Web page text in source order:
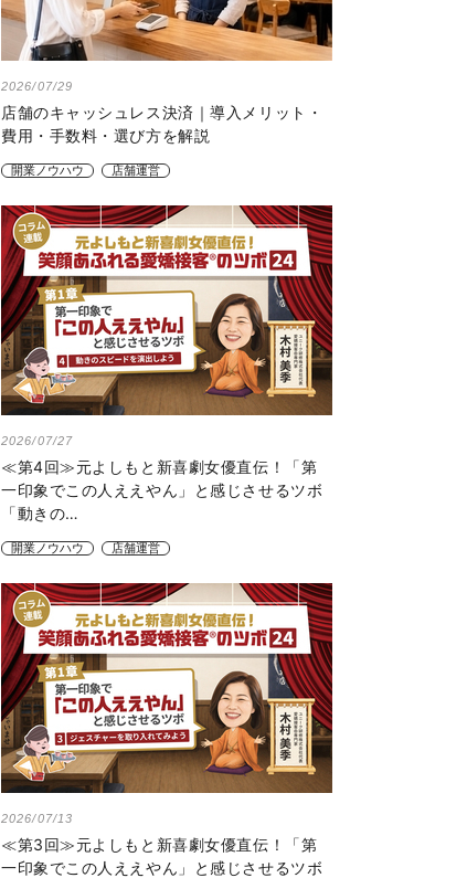
2026/07/29
店舗のキャッシュレス決済｜導入メリット・
費用・手数料・選び方を解説
開業ノウハウ 店舗運営
2026/07/27
≪第4回≫元よしもと新喜劇女優直伝！「第
一印象でこの人ええやん」と感じさせるツボ
「動きの…
開業ノウハウ 店舗運営
2026/07/13
≪第3回≫元よしもと新喜劇女優直伝！「第
一印象でこの人ええやん」と感じさせるツボ